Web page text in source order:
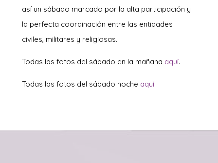
así un sábado marcado por la alta participación y
la perfecta coordinación entre las entidades
civiles, militares y religiosas.
Todas las fotos del sábado en la mañana aquí.
Todas las fotos del sábado noche aquí.